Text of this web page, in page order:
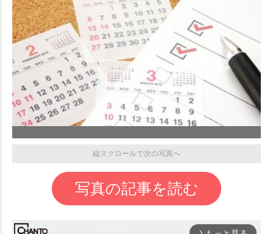
縦スクロールで次の写真へ
写真の記事を読む